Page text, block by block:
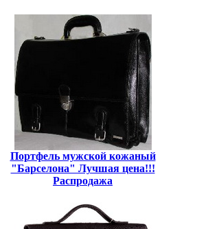
Портфель мужской кожаный
"Барселона" Лучшая цена!!!
Распродажа